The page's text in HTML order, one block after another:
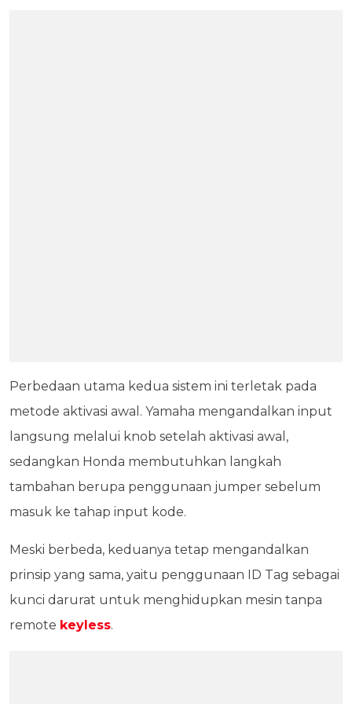
Perbedaan utama kedua sistem ini terletak pada
metode aktivasi awal. Yamaha mengandalkan input
langsung melalui knob setelah aktivasi awal,
sedangkan Honda membutuhkan langkah
tambahan berupa penggunaan jumper sebelum
masuk ke tahap input kode.
Meski berbeda, keduanya tetap mengandalkan
prinsip yang sama, yaitu penggunaan ID Tag sebagai
kunci darurat untuk menghidupkan mesin tanpa
remote keyless.